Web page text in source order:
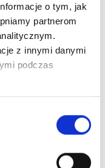
o tym, jak
partnerom
z innymi danymi
podczas
NR
nr kat.: